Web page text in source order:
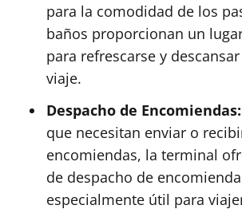
para la comodidad de los
baños proporcionan un
para refrescarse y
viaje.
Despacho de Encomiendas:
que necesitan enviar o
encomiendas, la terminal
de despacho de
especialmente útil para